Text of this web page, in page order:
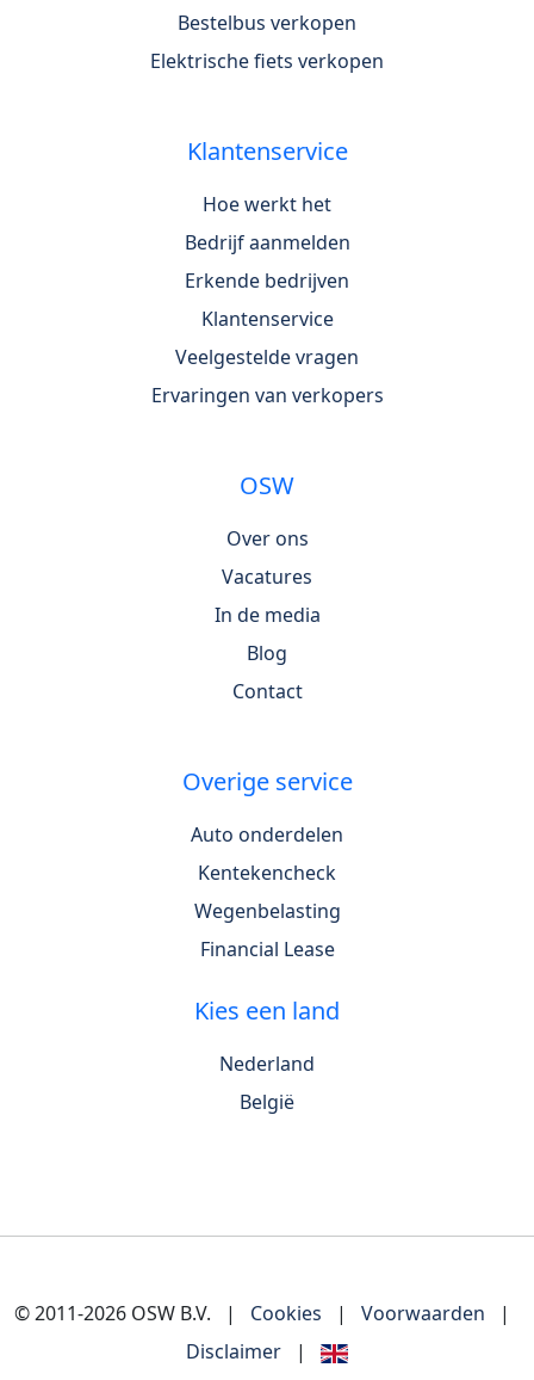
Bestelbus verkopen
Elektrische fiets verkopen
Klantenservice
Hoe werkt het
Bedrijf aanmelden
Erkende bedrijven
Klantenservice
Veelgestelde vragen
Ervaringen van verkopers
OSW
Over ons
Vacatures
In de media
Blog
Contact
Overige service
Auto onderdelen
Kentekencheck
Wegenbelasting
Financial Lease
Kies een land
Nederland
België
© 2011-2026 OSW B.V. | Cookies | Voorwaarden
|
Disclaimer
|